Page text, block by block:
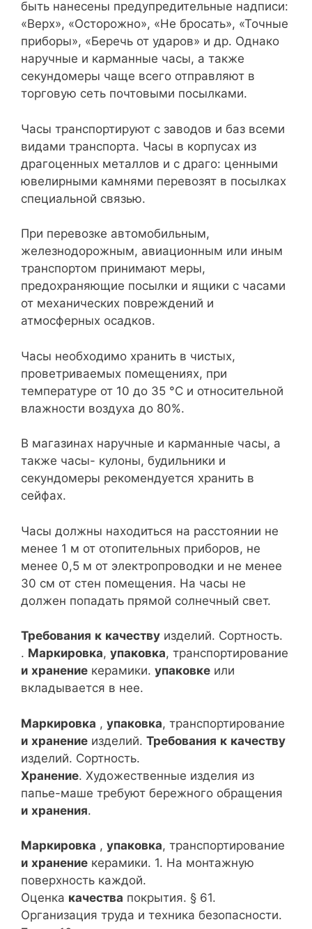
быть нанесены предупредительные надписи:
«Верх», «Осторожно», «Не бросать», «Точные
приборы», «Беречь от ударов» и др. Однако
наручные и карманные часы, а также
секундомеры чаще всего отправляют в
торговую сеть почтовыми посылками.
Часы транспортируют с заводов и баз всеми
видами транспорта. Часы в корпусах из
драгоценных металлов и с драго: ценными
ювелирными камнями перевозят в посылках
специальной связью.
При перевозке автомобильным,
железнодорожным, авиационным или иным
транспортом принимают меры,
предохраняющие посылки и ящики с часами
от механических повреждений и
атмосферных осадков.
Часы необходимо хранить в чистых,
проветриваемых помещениях, при
температуре от 10 до 35 °С и относительной
влажности воздуха до 80%.
В магазинах наручные и карманные часы, а
также часы- кулоны, будильники и
секундомеры рекомендуется хранить в
сейфах.
Часы должны находиться на расстоянии не
менее 1 м от отопительных приборов, не
менее 0,5 м от электропроводки и не менее
30 см от стен помещения. На часы не
должен попадать прямой солнечный свет.
Требования к качеству изделий. Сортность.
. Маркировка, упаковка, транспортирование
и хранение керамики. упаковке или
вкладывается в нее.
Маркировка , упаковка, транспортирование
и хранение изделий. Требования к качеству
изделий. Сортность.
Хранение. Художественные изделия из
папье-маше требуют бережного обращения
и хранения.
Маркировка , упаковка, транспортирование
и хранение керамики. 1. На монтажную
поверхность каждой.
Оценка качества покрытия. § 61.
Организация труда и техника безопасности.